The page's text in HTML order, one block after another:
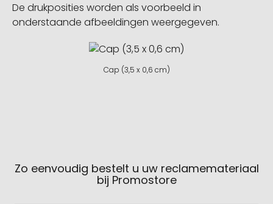
De drukposities worden als voorbeeld in
onderstaande afbeeldingen weergegeven.
Cap (3,5 x 0,6 cm)
Zo eenvoudig bestelt u uw reclamemateriaal
bij Promostore